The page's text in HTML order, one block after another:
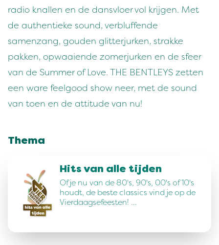
radio knallen en de dansvloer vol krijgen. Met
de authentieke sound, verbluffende
samenzang, gouden glitterjurken, strakke
pakken, opwaaiende zomerjurken en de sfeer
van de Summer of Love. THE BENTLEYS zetten
een ware feelgood show neer, met de sound
van toen en de attitude van nu!
Thema
Hits van alle tijden
Of je nu van de 80's, 90's, 00's of 10's
houdt, de beste classics vind je op de
Vierdaagsefeesten! …